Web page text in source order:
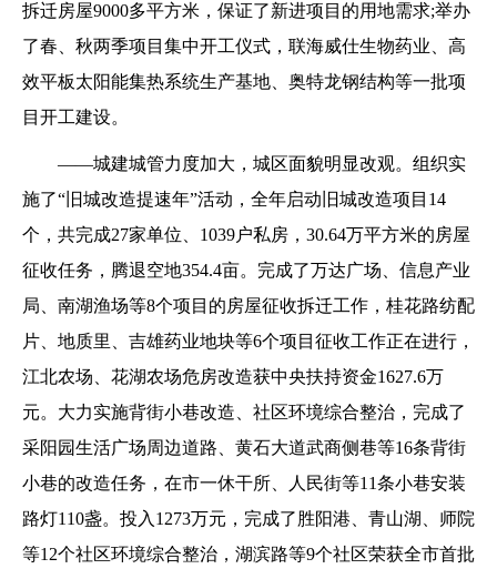
拆迁房屋9000多平方米，保证了新进项目的用地需求;举办
了春、秋两季项目集中开工仪式，联海威仕生物药业、高
效平板太阳能集热系统生产基地、奥特龙钢结构等一批项
目开工建设。
——城建城管力度加大，城区面貌明显改观。组织实
施了“旧城改造提速年”活动，全年启动旧城改造项目14
个，共完成27家单位、1039户私房，30.64万平方米的房屋
征收任务，腾退空地354.4亩。完成了万达广场、信息产业
局、南湖渔场等8个项目的房屋征收拆迁工作，桂花路纺配
片、地质里、吉雄药业地块等6个项目征收工作正在进行，
江北农场、花湖农场危房改造获中央扶持资金1627.6万
元。大力实施背街小巷改造、社区环境综合整治，完成了
采阳园生活广场周边道路、黄石大道武商侧巷等16条背街
小巷的改造任务，在市一休干所、人民街等11条小巷安装
路灯110盏。投入1273万元，完成了胜阳港、青山湖、师院
等12个社区环境综合整治，湖滨路等9个社区荣获全市首批